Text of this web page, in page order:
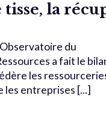
la
du
a fait le
les
les entreprises [...]